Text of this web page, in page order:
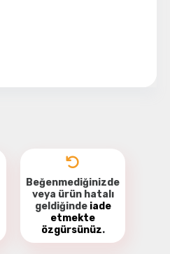
Beğenmediğinizde
veya ürün hatalı
geldiğinde iade
etmekte
özgürsünüz.